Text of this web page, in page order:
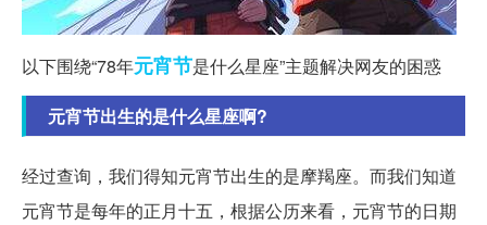
以下围绕“78年元宵节是什么星座”主题解决网友的困惑
元宵节出生的是什么星座啊?
经过查询，我们得知元宵节出生的是摩羯座。而我们知道
元宵节是每年的正月十五，根据公历来看，元宵节的日期